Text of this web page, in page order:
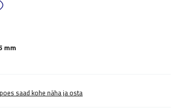
mm
saad kohe näha ja osta